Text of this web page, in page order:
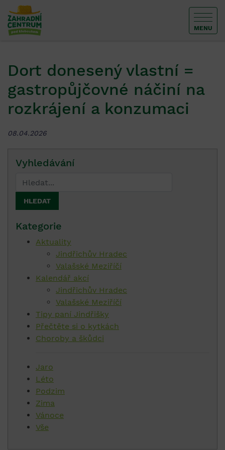
MENU
Dort donesený vlastní =
gastropůjčovné náčiní na
rozkrájení a konzumaci
08.04.2026
Vyhledávání
Kategorie
Aktuality
Jindřichův Hradec
Valašské Meziříčí
Kalendář akcí
Jindřichův Hradec
Valašské Meziříčí
Tipy paní Jindřišky
Přečtěte si o kytkách
Choroby a škůdci
Jaro
Léto
Podzim
Zima
Vánoce
Vše